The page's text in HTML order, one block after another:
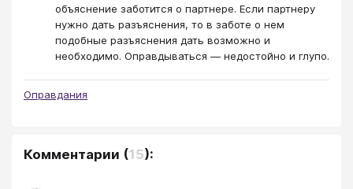
объяснение заботится о партнере. Если партнеру
нужно дать разъяснения, то в заботе о нем
подобные разъяснения дать возможно и
необходимо. Оправдываться — недостойно и глупо.
Оправдания
Комментарии (15):